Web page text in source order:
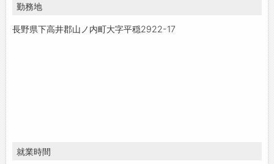
勤務地
長野県下高井郡山ノ内町大字平穏2922-17
就業時間